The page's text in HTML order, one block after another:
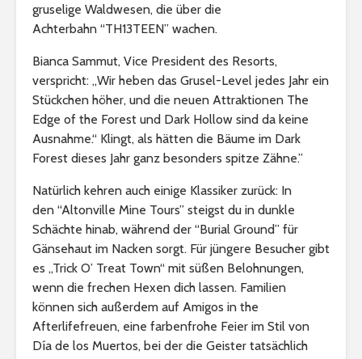
gruselige Waldwesen, die über die
Achterbahn “TH13TEEN” wachen.
Bianca Sammut, Vice President des Resorts,
verspricht: „Wir heben das Grusel-Level jedes Jahr ein
Stückchen höher, und die neuen Attraktionen The
Edge of the Forest und Dark Hollow sind da keine
Ausnahme.“ Klingt, als hätten die Bäume im Dark
Forest dieses Jahr ganz besonders spitze Zähne.”
Natürlich kehren auch einige Klassiker zurück: In
den “Altonville Mine Tours” steigst du in dunkle
Schächte hinab, während der “Burial Ground” für
Gänsehaut im Nacken sorgt. Für jüngere Besucher gibt
es „Trick O’ Treat Town“ mit süßen Belohnungen,
wenn die frechen Hexen dich lassen. Familien
können sich außerdem auf Amigos in the
Afterlifefreuen, eine farbenfrohe Feier im Stil von
Día de los Muertos, bei der die Geister tatsächlich